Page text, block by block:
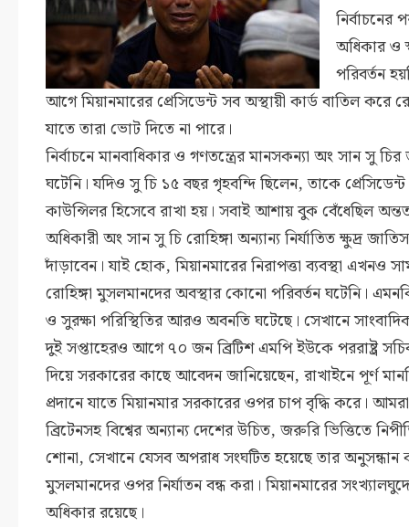
নির্বাচনের
অধিকার ও
পরিবর্তন
আগে মিয়ানমারের প্রেসিডেন্ট সব অস্থায়ী কার্ড বাতিল করে
যাতে তারা ভোট দিতে না পারে।
নির্বাচনে মানবাধিকার ও গণতন্ত্রের মানসকন্যা অং সান সু
ঘটেনি। যদিও সু চি ১৫ বছর গৃহবন্দি ছিলেন, তাকে
কাউন্সিলর হিসেবে রাখা হয়। সবাই আশায় বুক বেঁধেছিল
অধিকারী অং সান সু চি রোহিঙ্গা অন্যান্য নির্যাতিত ক্ষুদ্র
দাঁড়াবেন। যাই হোক, মিয়ানমারের নিরাপত্তা ব্যবস্থা এখনও
রোহিঙ্গা মুসলমানদের অবস্থার কোনো পরিবর্তন ঘটেনি।
ও সুরক্ষা পরিস্থিতির আরও অবনতি ঘটেছে। সেখানে
দুই সপ্তাহেরও আগে ৭০ জন ব্রিটিশ এমপি ইউকে পররাষ্ট্র
দিয়ে সরকারের কাছে আবেদন জানিয়েছেন, রাখাইনে পূর্ণ
প্রদানে যাতে মিয়ানমার সরকারের ওপর চাপ বৃদ্ধি করে।
ব্রিটেনসহ বিশ্বের অন্যান্য দেশের উচিত, জরুরি ভিত্তিতে
শোনা, সেখানে যেসব অপরাধ সংঘটিত হয়েছে তার অনুসন্ধান
মুসলমানদের ওপর নির্যাতন বন্ধ করা। মিয়ানমারের
অধিকার রয়েছে।